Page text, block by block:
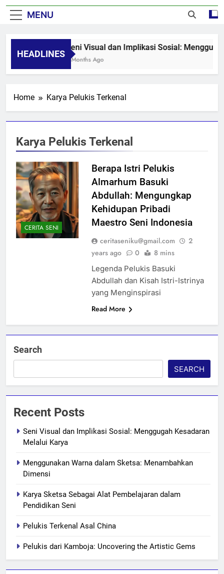
MENU
HEADLINES
Seni Visual dan Implikasi Sosial:
8 Months Ago
Home Karya Pelukis Terkenal
Karya Pelukis Terkenal
CERITA SENI
Berapa Istri Pelukis
Almarhum Basuki
Abdullah: Mengungkap
Kehidupan Pribadi
Maestro Seni Indonesia
ceritaseniku@gmail.com
2
years ago
0 8 mins
Legenda Pelukis Basuki
Abdullah dan Kisah Istri-Istrinya
yang Menginspirasi
Read More
Search
SEARCH
Recent Posts
Seni Visual dan Implikasi Sosial: Menggugah Kesadaran
Melalui Karya
Menggunakan Warna dalam Sketsa: Menambahkan
Dimensi
Karya Sketsa Sebagai Alat Pembelajaran dalam
Pendidikan Seni
Pelukis Terkenal Asal China
Pelukis dari Kamboja: Uncovering the Artistic Gems